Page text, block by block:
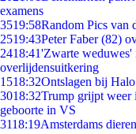
examens
3519:58Random Pics van
2519:43Peter Faber (82)
2418:41'Zwarte weduwes'
overlijdensuitkering
1518:32Ontslagen bij
3018:32Trump grijpt weer
geboorte in VS
3118:19Amsterdams